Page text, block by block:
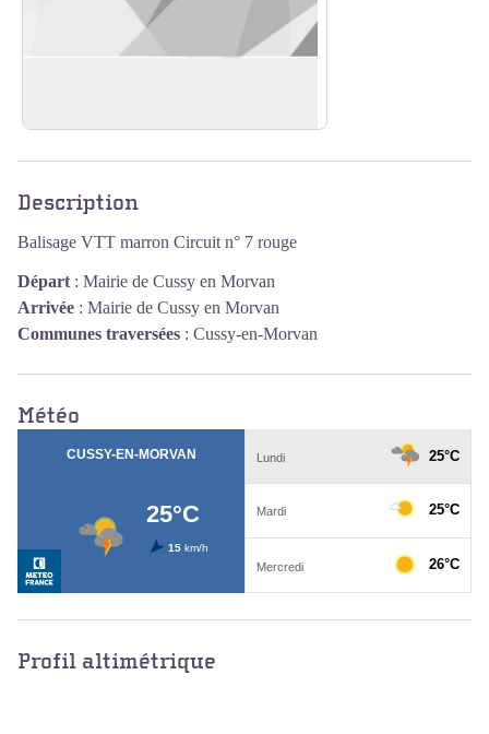
Voir l'image en plein écran
Description
Balisage VTT marron Circuit n° 7 rouge
Départ : Mairie de Cussy en Morvan
Arrivée : Mairie de Cussy en Morvan
Communes traversées : Cussy-en-Morvan
Météo
Profil altimétrique